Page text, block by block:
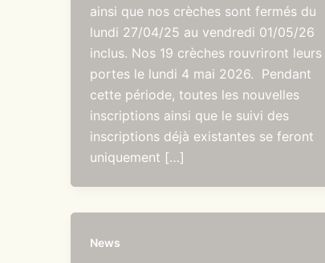
ainsi que nos crèches sont fermés du
lundi 27/04/25 au vendredi 01/05/26
inclus. Nos 19 crèches rouvriront leurs
portes le lundi 4 mai 2026. Pendant
cette période, toutes les nouvelles
inscriptions ainsi que le suivi des
inscriptions déjà existantes se feront
uniquement […]
News